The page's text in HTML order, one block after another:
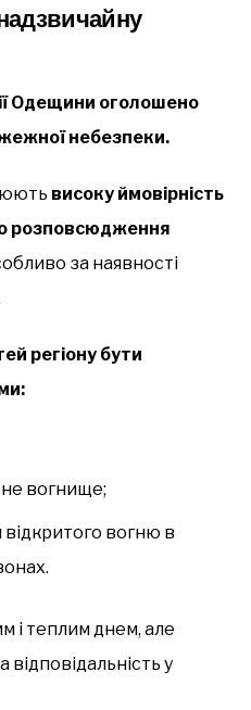
Одещини оголошено
небезпеки.
високу ймовірність
розповсюдження
за наявності
регіону бути
вогнище;
вогню в
і теплим днем, але
відповідальність у